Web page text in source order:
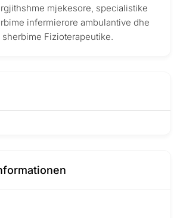
mjekesore, specialistike
infermierore ambulantive dhe
Fizioterapeutike.